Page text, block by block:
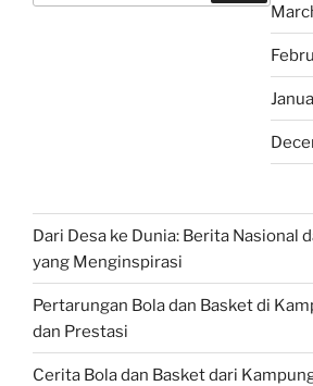
Dari Desa ke Dunia: Berita Nasional
yang Menginspirasi
Pertarungan Bola dan Basket di
dan Prestasi
Cerita Bola dan Basket dari